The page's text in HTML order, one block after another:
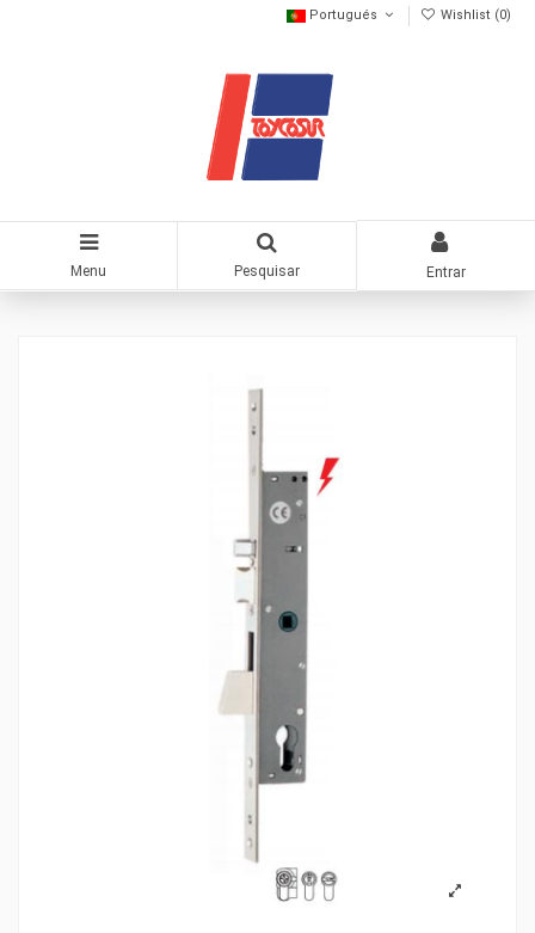
Portugués Wishlist (0)
Menu Pesquisar Entrar